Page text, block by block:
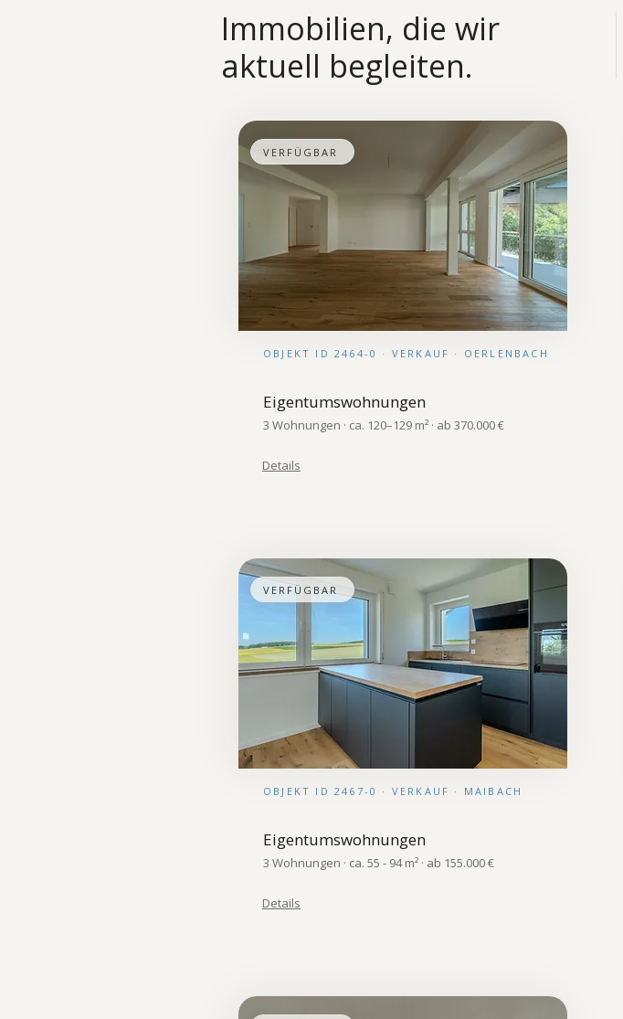
Immobilien, die wir
aktuell begleiten.
VERFÜGBAR
OBJEKT ID 2464-0 · VERKAUF · OERLENBACH
Eigentumswohnungen
3 Wohnungen · ca. 120–129 m² · ab 370.000 €
Details
VERFÜGBAR
OBJEKT ID 2467-0 · VERKAUF · MAIBACH
Eigentumswohnungen
3 Wohnungen · ca. 55 - 94 m² · ab 155.000 €
Details